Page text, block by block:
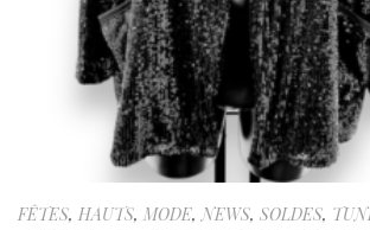
FÊTES, HAUTS, MODE,NEWS, SOLDES,